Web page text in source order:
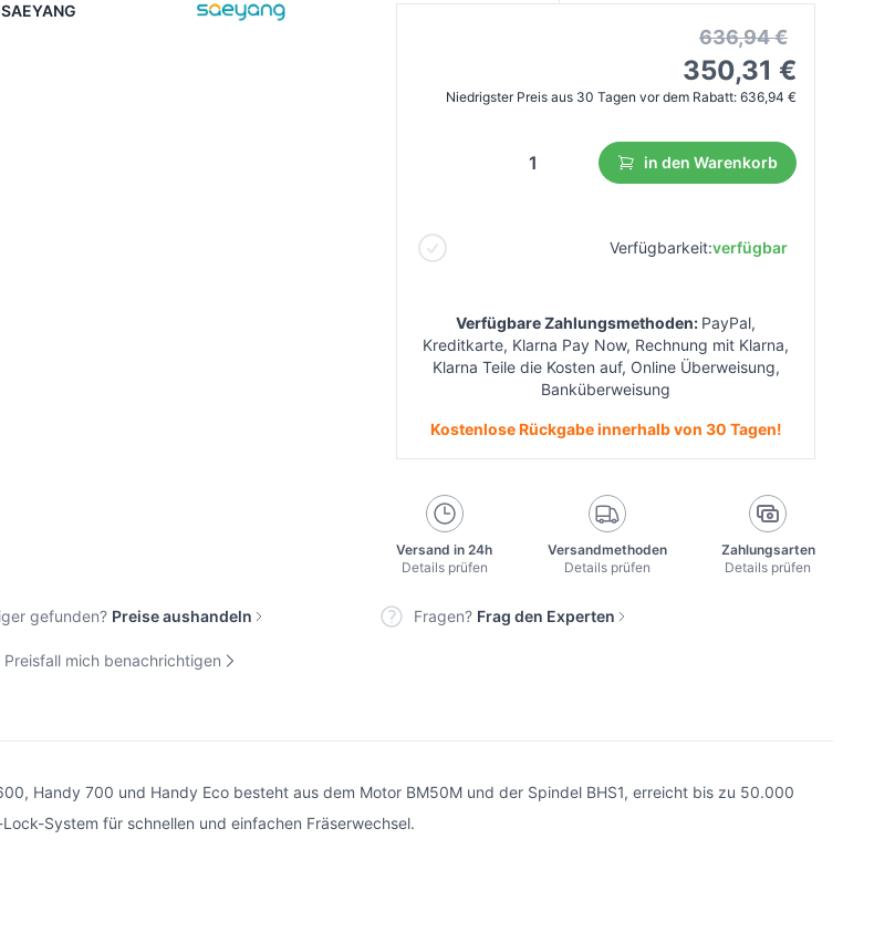
SAEYANG
636,94 €
350,31 €
Niedrigster Preis aus 30 Tagen vor dem Rabatt: 636,94 €
in den Warenkorb
Verfügbarkeit:verfügbar
Verfügbare Zahlungsmethoden: PayPal,
Kreditkarte, Klarna Pay Now, Rechnung mit Klarna,
Klarna Teile die Kosten auf, Online Überweisung,
Banküberweisung
Kostenlose Rückgabe innerhalb von 30 Tagen!
Versand in 24h
Details prüfen
Versandmethoden
Details prüfen
Zahlungsarten
Details prüfen
gefunden? Preise aushandeln Fragen? Frag den Experten
Preisfall mich benachrichtigen
Handy 700 und Handy Eco besteht aus dem Motor BM50M und der Spindel BHS1, erreicht bis zu 50.000
System für schnellen und einfachen Fräserwechsel.